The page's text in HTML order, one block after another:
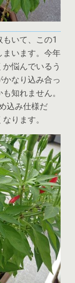
いて、この1
まいます。今年
悩んでいるう
なり込み合っ
知れません。
込み仕様だ
ります。